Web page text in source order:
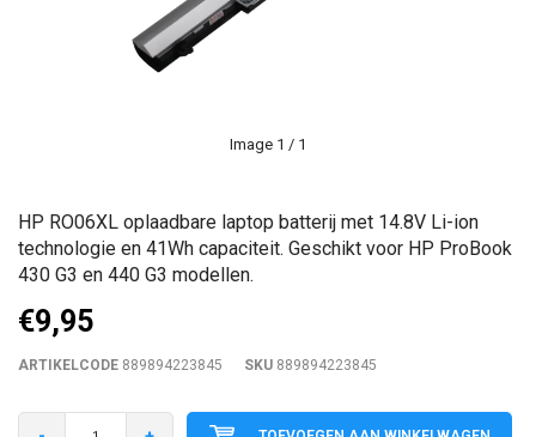
Image 1 / 1
HP RO06XL oplaadbare laptop batterij met 14.8V Li-ion
technologie en 41Wh capaciteit. Geschikt voor HP ProBook
430 G3 en 440 G3 modellen.
€9,95
ARTIKELCODE 889894223845 SKU 889894223845